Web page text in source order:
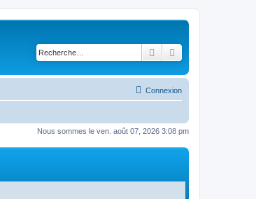
Rechercher
Connexion
Nous sommes le ven. août 07, 2026 3:08 pm